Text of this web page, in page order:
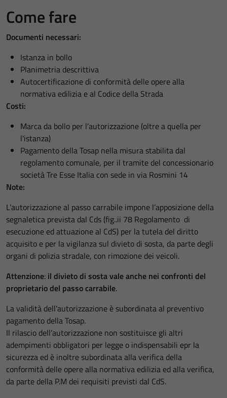
Come fare
Documenti necessari:
Istanza in bollo
Planimetria descrittiva
Autocertificazione di conformità delle opere alla
normativa edilizia e al Codice della Strada
Costi:
Marca da bollo per l’autorizzazione (oltre a quella per
l'istanza)
Pagamento della Tosap nella misura stabilita dal
regolamento comunale, per il tramite del concessionario
società Tre Esse Italia con sede in via Rosmini 14
Note:
L’autorizzazione al passo carrabile impone l’apposizione della
segnaletica prevista dal Cds (fig..ii 78 Regolamento di
esecuzione ed attuazione al CdS) per la tutela del diritto
acquisito e per la vigilanza sul divieto di sosta, da parte degli
organi di polizia stradale, con rimozione dei veicoli.
Attenzione: il divieto di sosta vale anche nei confronti del
proprietario del passo carrabile.
La validità dell’autorizzazione è subordinata al preventivo
pagamento della Tosap.
Il rilascio dell’autorizzazione non sostituisce gli altri
adempimenti obbligatori per legge o indispensabili epr la
sicurezza ed è inoltre subordinata alla verifica della
conformità delle opere alla normativa edilizia ed alla verifica,
da parte della P.M dei requisiti previsti dal CdS.